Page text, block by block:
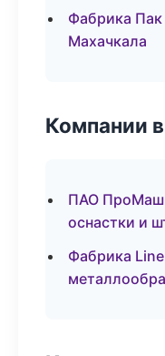
Фабрика
Махачкала
Компании
ПАО ПроМаш
оснастки и
Фабрика